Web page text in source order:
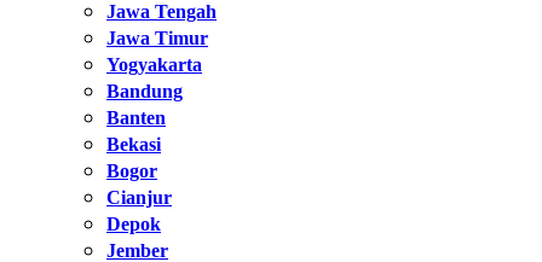
Jawa Tengah
Jawa Timur
Yogyakarta
Bandung
Banten
Bekasi
Bogor
Cianjur
Depok
Jember